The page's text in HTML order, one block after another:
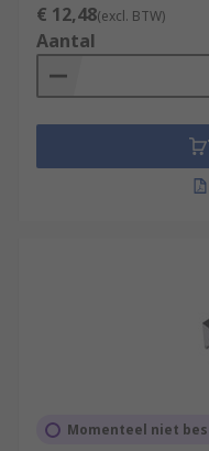
€ 12,48(excl. BTW)
Aantal
Momenteel niet